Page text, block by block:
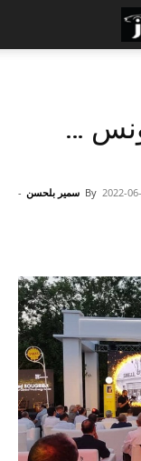
…
By سمير بلحسن - 2022-